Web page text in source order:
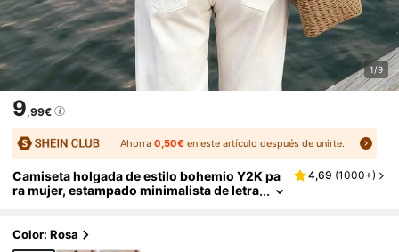
1/9
9,99€
Ahorra 0,50€ en este artículo después de unirte.
Camiseta holgada de estilo bohemio Y2K pa
ra mujer, estampado minimalista de letra
a
4,69 (1000+)
Color: Rosa